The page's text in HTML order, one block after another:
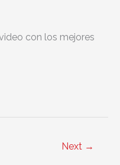
con los mejores
Next →